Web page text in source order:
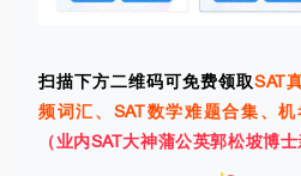
扫描下方二维码可免费领取SAT
频词汇、SAT数学难题合集、
（业内SAT大神蒲公英郭松坡博